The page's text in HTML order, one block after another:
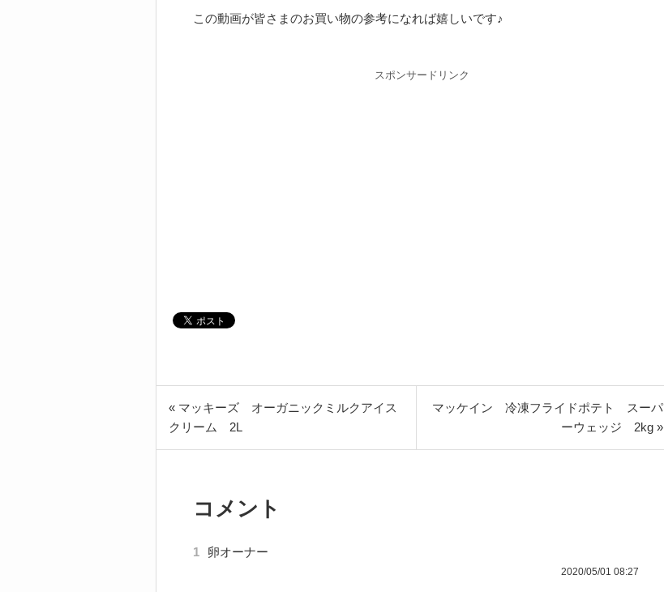
この動画が皆さまのお買い物の参考になれば嬉しいです♪
スポンサードリンク
« マッキーズ オーガニックミルクアイス
クリーム 2L
マッケイン 冷凍フライドポテト スーパ
ーウェッジ 2kg »
コメント
1 卵オーナー
2020/05/01 08:27